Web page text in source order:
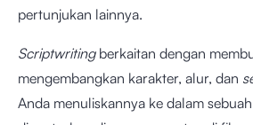
pertunjukan lainnya.
Scriptwritingberkaitan dengan
mengembangkan karakter, alur, dan
Anda menuliskannya ke dalam